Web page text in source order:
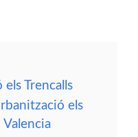
Trencalls
els